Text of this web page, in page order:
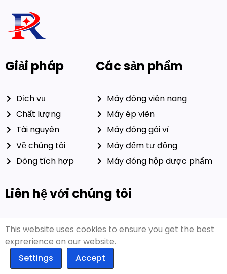
Giải pháp
Dịch vụ
Chất lượng
Tài nguyên
Về chúng tôi
Dòng tích hợp
Các sản phẩm
Máy đóng viên nang
Máy ép viên
Máy đóng gói vỉ
Máy đếm tự động
Máy đóng hộp dược phẩm
Liên hệ với chúng tôi
E-mail: CEO@ruidapacking.com
WhatsApp: +86 15817128250
This website uses cookies to ensure you get the best
exprerience on our website.